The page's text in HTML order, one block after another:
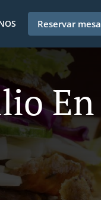
Reservar mesa
En